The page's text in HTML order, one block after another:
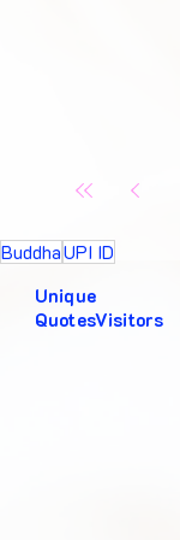
BuddhaUPI ID
Unique
QuotesVisitors